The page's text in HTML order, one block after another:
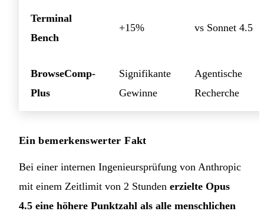
Terminal
Bench
+15% vs Sonnet 4.5
BrowseComp-
Plus
Signifikante
Gewinne
Agentische
Recherche
Ein bemerkenswerter Fakt
Bei einer internen Ingenieursprüfung von Anthropic
mit einem Zeitlimit von 2 Stunden erzielte Opus
4.5 eine höhere Punktzahl als alle menschlichen